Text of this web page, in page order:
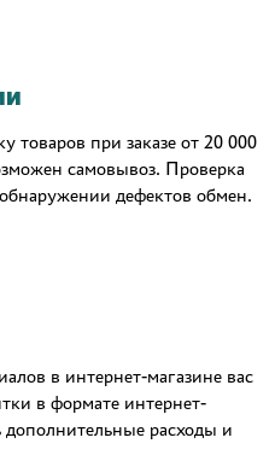
товаров при заказе от 20 000
самовывоз. Проверка
дефектов обмен.
в интернет-магазине вас
в формате интернет-
дополнительные расходы и